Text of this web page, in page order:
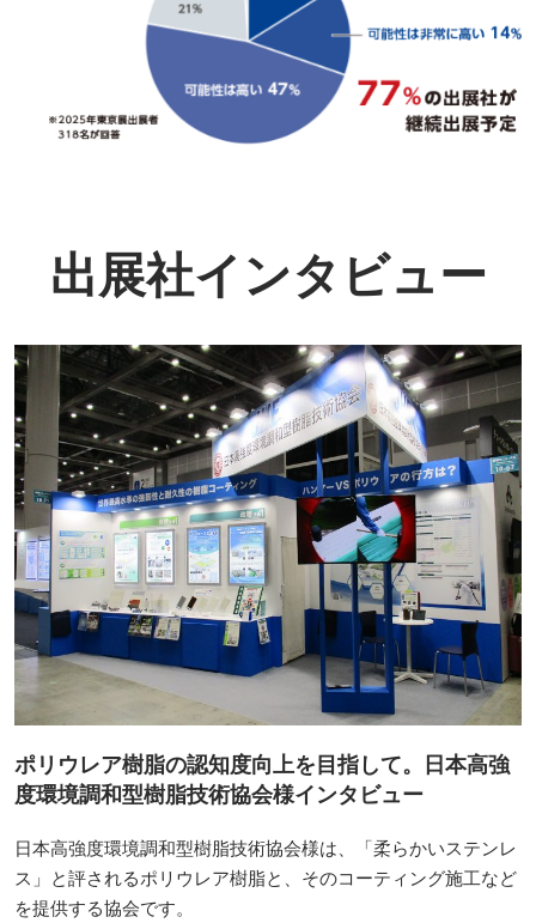
出展社インタビュー
ポリウレア樹脂の認知度向上を目指して。日本高強
度環境調和型樹脂技術協会様インタビュー
日本高強度環境調和型樹脂技術協会様は、「柔らかいステンレ
ス」と評されるポリウレア樹脂と、そのコーティング施工など
を提供する協会です。